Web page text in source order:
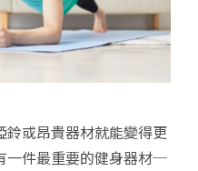
或昂貴器材就能變得更
一件最重要的健身器材─